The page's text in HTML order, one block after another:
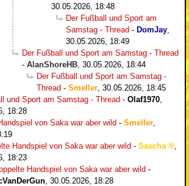
30.05.2026, 18:48
Der Fußball und Sport am
Samstag - Thread - DomJay
30.05.2026, 18:49
Der Fußball und Sport am Samstag - Thread
- AlanShoreHB 30.05.2026, 18:44
Der Fußball und Sport am Samstag -
Thread - Smeller 30.05.2026, 18:45
und Sport am Samstag - Thread - Olaf1970
18:28
von Saka war aber wild - Smeller
Handspiel von Saka war aber wild - Sascha
18:23
Handspiel von Saka war aber wild -
30.05.2026, 18:28